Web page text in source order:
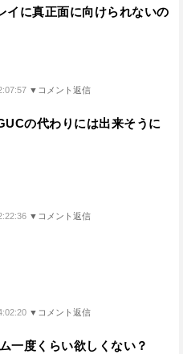
イに真正面に向けられないの
▼コメント返信
の代わりには出来そうに
▼コメント返信
▼コメント返信
一度くらい欲しくない？